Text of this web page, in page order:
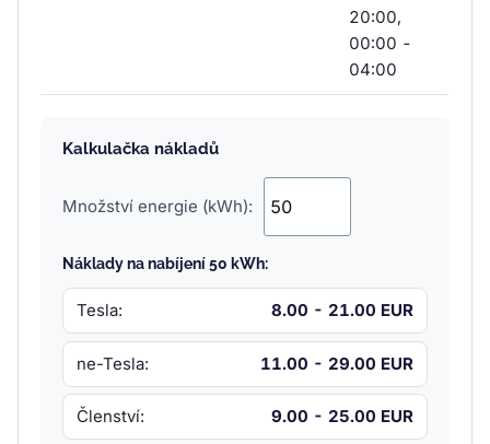
20:00,
00:00 -
04:00
Kalkulačka nákladů
Množství energie (kWh):
Náklady na nabíjení 50 kWh:
Tesla: 8.00 - 21.00 EUR
ne-Tesla: 11.00 - 29.00 EUR
Členství: 9.00 - 25.00 EUR